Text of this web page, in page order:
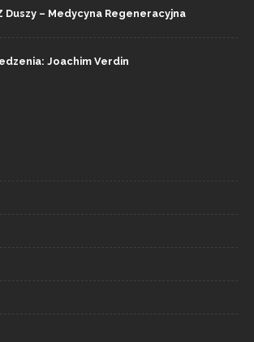
Duszy – Medycyna Regeneracyjna
Joachim Verdin